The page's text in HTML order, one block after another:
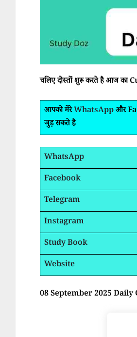
चलिए दोस्तों शुरू करते है आज
आपको मेरेWhatsAppऔर
जुड़ सकते है
WhatsApp
Facebook
Telegram
Instagram
Study Book
Website
08 September 2025